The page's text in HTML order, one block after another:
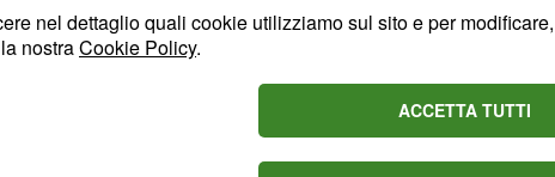
otterrà l'aumento stipendiale e se questo
per tre anni consecutivi,
. Le indiscrezioni che
anche che in caso di episodi
il DS potrebbe perdere il rinnovo del
nel dettaglio quali cookie utilizziamo sul sito e per
nostraCookie Policy.
ACCETTA TUTTI